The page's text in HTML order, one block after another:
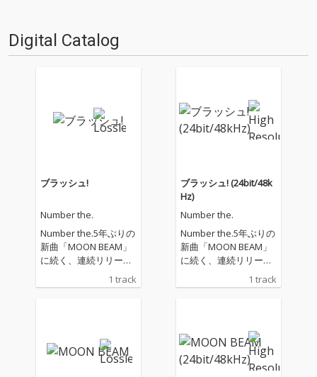
Digital Catalog
ブラッシュ!
Number the.
Number the.5年ぶりの
新曲「MOON BEAM」
に続く、連続リリース
しいアプローチを示し
ニバーサルグルーブロ
ック・サウンド。『FUJ
1 track
ブラッシュ! (24bit/48k
Hz)
Number the.
Number the.5年ぶりの
新曲「MOON BEAM」
に続く、連続リリース
「ブラッシュ！」。新
しいアプローチを示し
ニバーサルグルーブロ
ック・サウンド。『FUJ
I ROCK FESTIVAL '17』
1 track